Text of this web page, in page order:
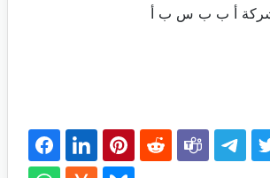
أ ب ب س ب أ